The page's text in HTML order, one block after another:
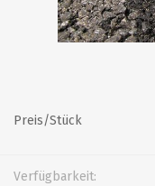
Preis/Stück
Verfügbarkeit: